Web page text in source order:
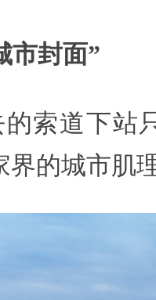
封面”
索道下站
界的城市肌